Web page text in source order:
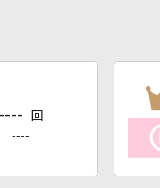
---- 回
----